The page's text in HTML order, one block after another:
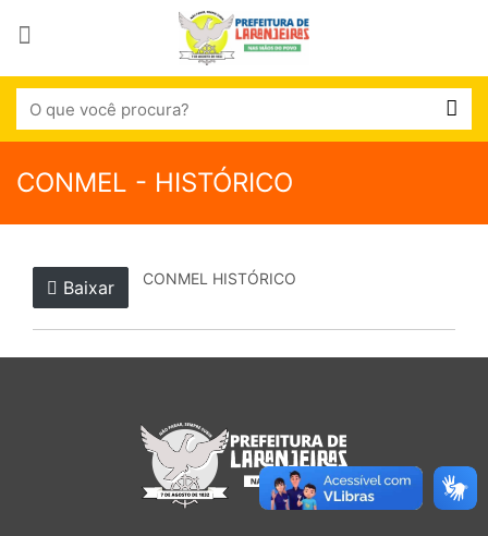
CONMEL - HISTÓRICO
Baixar CONMEL HISTÓRICO